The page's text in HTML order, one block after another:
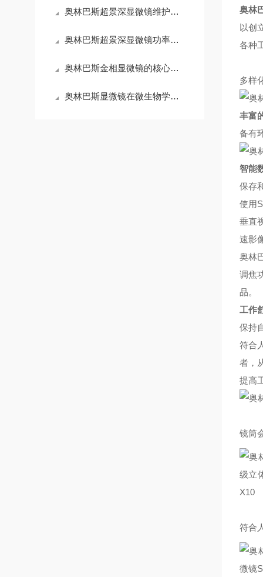
奥林巴斯超景深显微镜维护手册：光学系统清洁与校准全流程
奥林巴斯超景深显微镜功率解析：技术特性与能耗效率的平衡
奥林巴斯金相显微镜的核心技术特点解析
奥林巴斯显微镜在微生物学研究中的应用与操作技巧
奥林
以创
各种
多样
丰富
备有
智能
保存
使用
垂直
速影
奥林
调焦
品。
工作
保持
符合
者，
提高
镜筒
符合